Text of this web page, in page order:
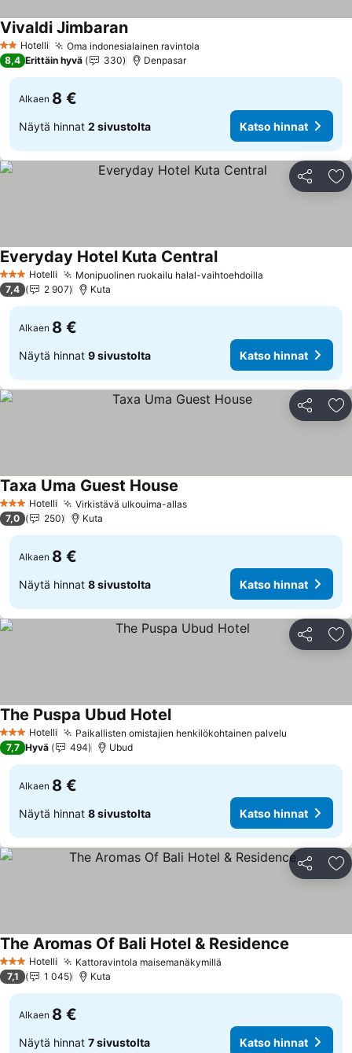
2 Tähtiluokitus
Hotelli Oma indonesialainen ravintola
Vivaldi Jimbaran
8,4 Erittäin hyvä 330 Denpasar
Alkaen 8 €
Näytä hinnat 2 sivustolta Katso hinnat
Jaa
3 Tähtiluokitus
Hotelli Monipuolinen ruokailu halal-vaihtoehdoilla
Everyday Hotel Kuta Central
7,4 2 907 Kuta
Alkaen 8 €
Näytä hinnat 9 sivustolta Katso hinnat
Jaa
3 Tähtiluokitus
Hotelli Virkistävä ulkouima-allas
Taxa Uma Guest House
7,0 250 Kuta
Alkaen 8 €
Näytä hinnat 8 sivustolta Katso hinnat
Jaa
3 Tähtiluokitus
Hotelli Paikallisten omistajien henkilökohtainen palvelu
The Puspa Ubud Hotel
7,7 Hyvä 494 Ubud
Alkaen 8 €
Näytä hinnat 8 sivustolta Katso hinnat
Jaa
3 Tähtiluokitus
Hotelli Kattoravintola maisemanäkymillä
The Aromas Of Bali Hotel & Residence
7,1 1 045 Kuta
Alkaen 8 €
Näytä hinnat 7 sivustolta Katso hinnat